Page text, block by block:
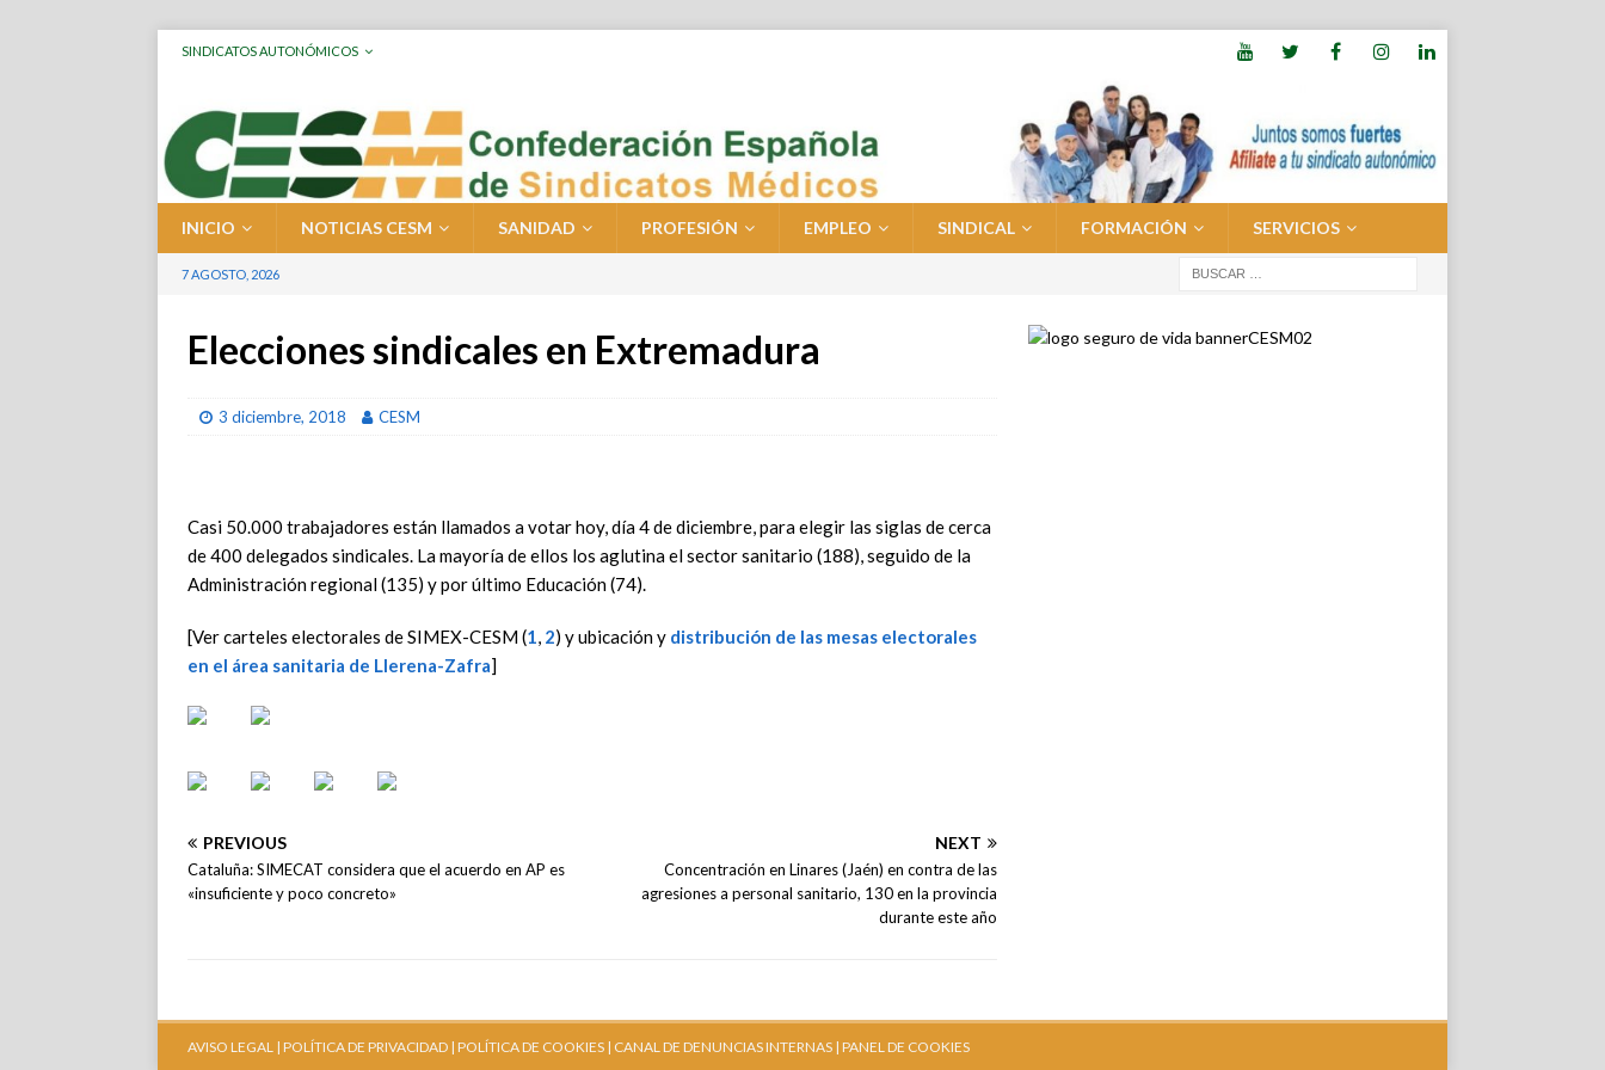
SINDICATOS AUTONÓMICOS
INICIO NOTICIAS CESM SANIDAD PROFESIÓN EMPLEO SINDICAL FORMACIÓN SERVICIOS
7 AGOSTO, 2026
Elecciones sindicales en Extremadura
3 diciembre, 2018 CESM
Casi 50.000 trabajadores están llamados a votar hoy, día 4 de diciembre, para elegir las siglas de cerca
de 400 delegados sindicales. La mayoría de ellos los aglutina el sector sanitario (188), seguido de la
Administración regional (135) y por último Educación (74).
[Ver carteles electorales de SIMEX-CESM (1, 2) y ubicación y distribución de las mesas electorales
en el área sanitaria de Llerena-Zafra]
PREVIOUS
Cataluña: SIMECAT considera que el acuerdo en AP es
«insuficiente y poco concreto»
NEXT
Concentración en Linares (Jaén) en contra de las
agresiones a personal sanitario, 130 en la provincia
durante este año
AVISO LEGAL | POLÍTICA DE PRIVACIDAD | POLÍTICA DE COOKIES | CANAL DE DENUNCIAS INTERNAS | PANEL DE COOKIES